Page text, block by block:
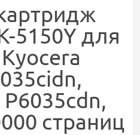
5150Y для
страниц